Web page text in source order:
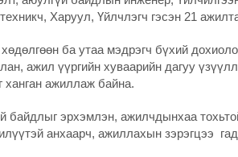
Харуул, Үйлчлэгч гэсэн 21
ба утаа мэдрэгч бүхий
ажил үүргийн хуваарийн дагуу
ажиллаж байна.
байдлыг эрхэмлэн, ажилчдынхаа
анхаарч, ажиллахын зэрэгцээ